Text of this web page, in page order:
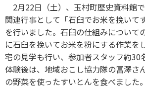
2月22日（土）、玉村町歴史資料館
関連行事として「石臼でお米を挽いて
を行いました。石臼の仕組みについて
に石臼を挽いてお米を粉にする作業を
宅の見学も行い、参加者スタッフ約30
体験後は、地域おこし協力隊の冨澤さ
の野菜を使ったすいとんを食べました。